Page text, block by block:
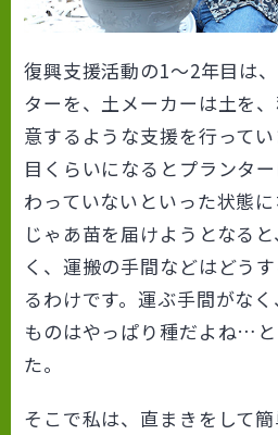
復興支援活動の1～2年目は
ターを、土メーカーは土を
意するような支援を行って
目くらいになるとプランタ
わっていないといった状態に
じゃあ苗を届けようとなる
く、運搬の手間などはどう
るわけです。運ぶ手間がな
ものはやっぱり種だよね…
た。
そこで私は、直まきをして